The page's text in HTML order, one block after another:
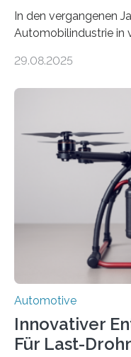
In den vergangenen
Automobilindustrie in
hat Aluminium
auch grundlegende
und
Herstellung von
verursacht
Rohstahl sogar das
Fraunhofer-Instituts
Verarbeitungstechnik
29.08.2025
Automotive
Innovativer
Für Last-